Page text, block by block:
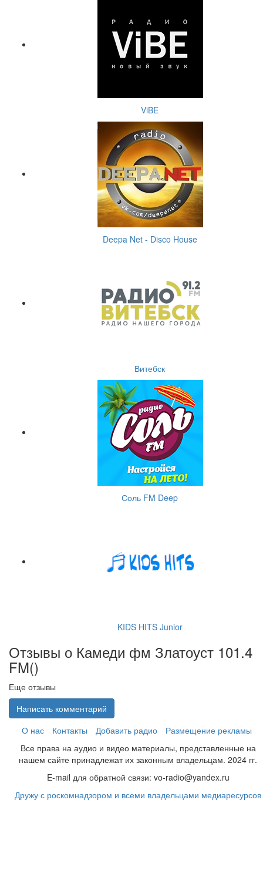
ViBE
Deepa Net - Disco House
Витебск
Соль FM Deep
KIDS HITS Junior
Отзывы о Камеди фм Златоуст 101.4
FM()
Еще отзывы
Написать комментарий
О нас
Контакты Добавить радио
Размещение рекламы
Все права на аудио и видео материалы, представленные на
нашем сайте принадлежат их законным владельцам. 2024 гг.
E-mail для обратной связи: vo-radio@yandex.ru
Дружу с роскомнадзором и всеми владельцами медиаресурсов